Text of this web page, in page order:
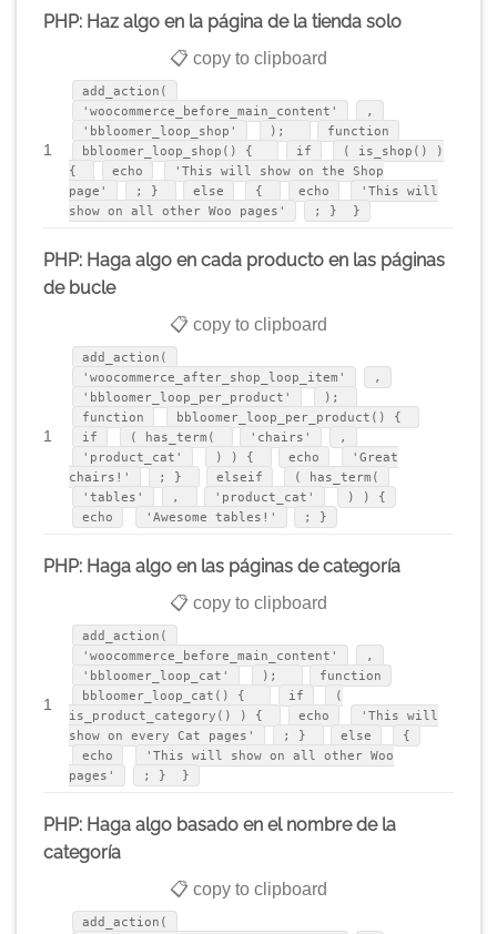
PHP: Haz algo en la página de la tienda solo
📋 copy to clipboard
1
add_action(
'woocommerce_before_main_content'
,
'bbloomer_loop_shop'
);
function
bbloomer_loop_shop() {
if
( is_shop() )
{
echo
'This will show on the Shop
page'
; } else { echo
'This will
show on all other Woo pages'
; } }
PHP: Haga algo en cada producto en las páginas
de bucle
📋 copy to clipboard
1
add_action(
'woocommerce_after_shop_loop_item'
,
'bbloomer_loop_per_product'
);
function
bbloomer_loop_per_product() {
if
( has_term( 'chairs'
,
'product_cat'
) ) { echo
'Great
chairs!'
; } elseif
( has_term(
'tables'
, 'product_cat'
) ) {
echo
'Awesome tables!' ; }
PHP: Haga algo en las páginas de categoría
📋 copy to clipboard
1
add_action(
'woocommerce_before_main_content'
,
'bbloomer_loop_cat'
);
function
bbloomer_loop_cat() {
if
(
is_product_category() ) {
echo
'This will
show on every Cat pages'
; } else
{
echo
'This will show on all other Woo
pages'
; } }
PHP: Haga algo basado en el nombre de la
categoría
📋 copy to clipboard
add_action(